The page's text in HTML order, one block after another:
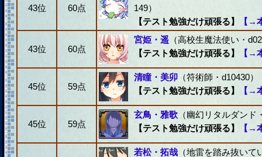
43位 60点
149）
【テスト勉強だけ頑張る】
【→
43位 60点
宮姫・遥 （高校生魔法使い・
【テスト勉強だけ頑張る】
【→
45位 59点
清瞳・美卯 （符術師・d10430）
【テスト勉強だけ頑張る】
【→
45位 59点
玄鳥・雅歌 （幽幻リタルダンド
【テスト勉強だけ頑張る】 【→
若松・拓哉 （地雷を踏み抜い